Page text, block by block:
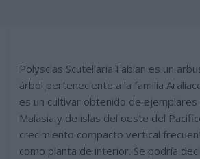
Polyscias Scutellaria Fabian es un
árbol perteneciente a la familia
es un cultivar obtenido de
Malasia y de islas del oeste del
crecimiento compacto vertical
como planta de interior. Se podría